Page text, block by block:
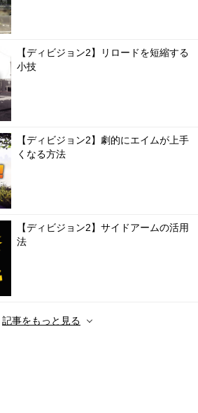
【ディビジョン2】リロードを短縮する
小技
【ディビジョン2】劇的にエイムが上手
くなる方法
【ディビジョン2】サイドアームの活用
法
記事をもっと見る